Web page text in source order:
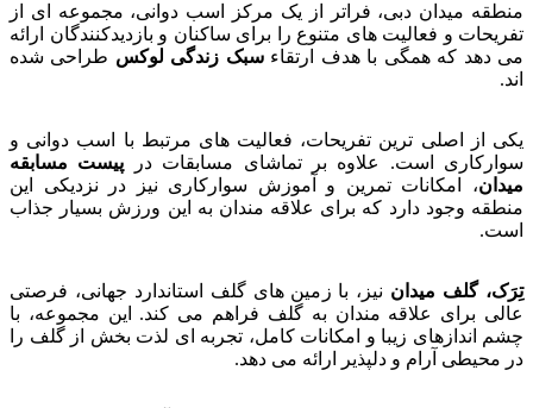
منطقه میدان دبی، فراتر از یک مرکز اسب دوانی، مجموعه ای از
تفریحات و فعالیت های متنوع را برای ساکنان و بازدیدکنندگان ارائه
می دهد که همگی با هدف ارتقاءسبک زندگی لوکس طراحی شده
اند.
یکی از اصلی ترین تفریحات، فعالیت های مرتبط با اسب دوانی و
سوارکاری است. علاوه بر تماشای مسابقات در پیست مسابقه
میدان، امکانات تمرین و آموزش سوارکاری نیز در نزدیکی این
منطقه وجود دارد که برای علاقه مندان به این ورزش بسیار جذاب
است.
تِرَک، گلف میدان نیز، با زمین های گلف استاندارد جهانی، فرصتی
عالی برای علاقه مندان به گلف فراهم می کند. این مجموعه، با
چشم اندازهای زیبا و امکانات کامل، تجربه ای لذت بخش از گلف را
در محیطی آرام و دلپذیر ارائه می دهد.